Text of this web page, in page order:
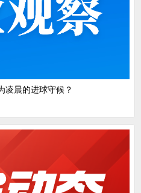
凌晨的进球守候？